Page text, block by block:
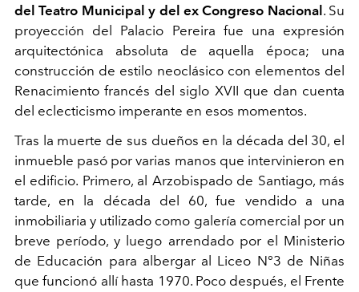
del Teatro Municipal y del ex Congreso Nacional . Su
proyección del Palacio Pereira fue una expresión
arquitectónica absoluta de aquella época; una
construcción de estilo neoclásico con elementos del
Renacimiento francés del siglo XVII que dan cuenta
del eclecticismo imperante en esos momentos.
Tras la muerte de sus dueños en la década del 30, el
inmueble pasó por varias manos que intervinieron en
el edificio. Primero, al Arzobispado de Santiago, más
tarde, en la década del 60, fue vendido a una
inmobiliaria y utilizado como galería comercial por un
breve período, y luego arrendado por el Ministerio
de Educación para albergar al Liceo N°3 de Niñas
que funcionó allí hasta 1970. Poco después, el Frente